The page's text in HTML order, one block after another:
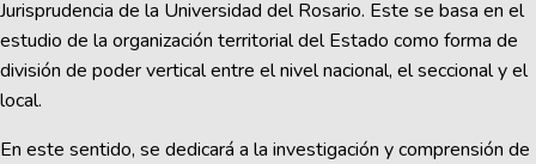
Jurisprudencia de la Universidad del Rosario. Este se basa en el
estudio de la organización territorial del Estado como forma de
división de poder vertical entre el nivel nacional, el seccional y el
local.
En este sentido, se dedicará a la investigación y comprensión de